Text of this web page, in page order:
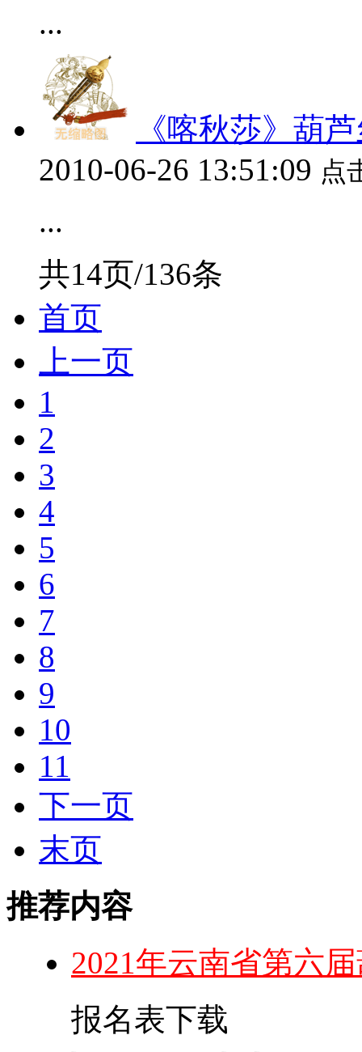
...
《喀秋莎》葫
2010-06-26 13:51:09 点
...
共14页/136条
首页
上一页
1
2
3
4
5
6
7
8
9
10
11
下一页
末页
推荐内容
2021年云南省第六
报名表下载